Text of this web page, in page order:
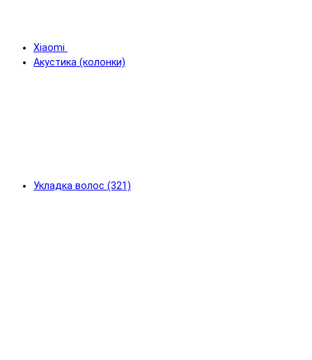
Xiaomi
Акустика (колонки)
Укладка волос (321)